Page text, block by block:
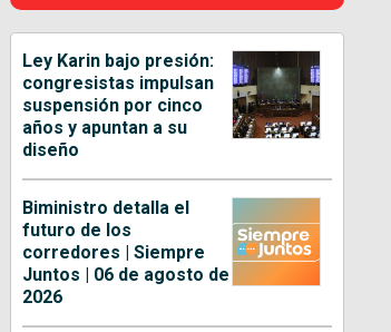
Ley Karin bajo presión:
congresistas impulsan
suspensión por cinco
años y apuntan a su
diseño
Biministro detalla el
futuro de los
corredores | Siempre
Juntos | 06 de agosto de
2026